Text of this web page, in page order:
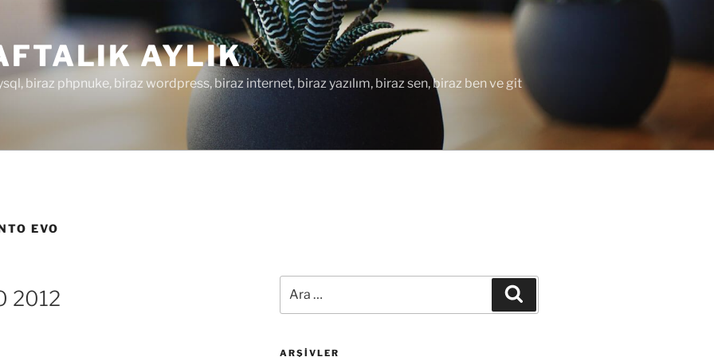
AYLIK
biraz phpnuke, biraz wordpress, biraz internet, biraz yazılım, biraz sen, biraz ben ve git
EVO
2012
ARŞIVLER